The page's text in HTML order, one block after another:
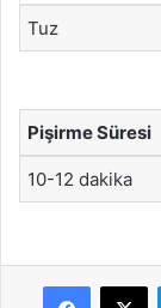
Tuz
Pişirme Süresi
10-12 dakika
Facebook
X